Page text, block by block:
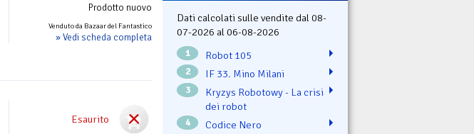
Prodotto nuovo
Venduto da Bazaar del Fantastico
» Vedi scheda completa
Esaurito
Dati calcolati sulle vendite dal 08-
07-2026 al 06-08-2026
1 Robot 105
2 IF 33. Mino Milani
3
Kryzys Robotowy - La crisi
dei robot
4 Codice Nero